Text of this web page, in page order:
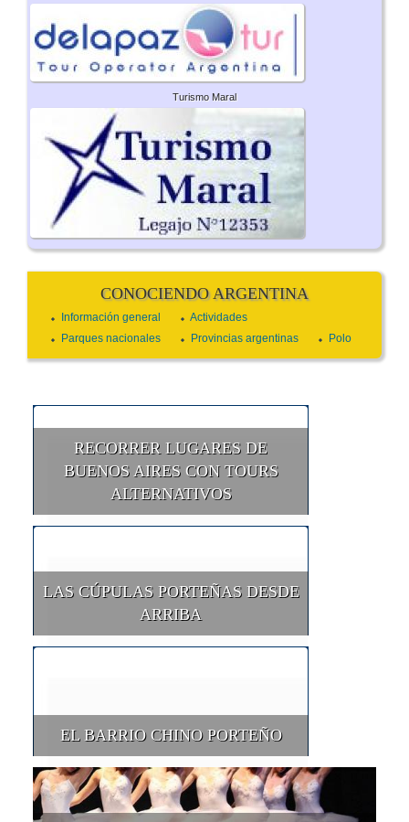
Turismo Maral
CONOCIENDO ARGENTINA
Información general
Actividades
Parques nacionales
Provincias argentinas Polo
RECORRER LUGARES DE
BUENOS AIRES CON TOURS
ALTERNATIVOS
LAS CÚPULAS PORTEÑAS DESDE
ARRIBA
EL BARRIO CHINO PORTEÑO